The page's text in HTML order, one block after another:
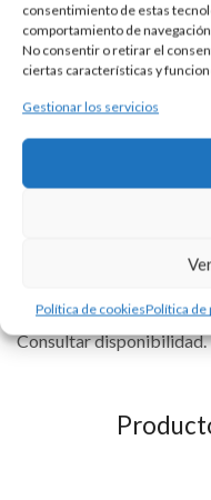
consentimiento de estas
comportamiento de
No consentir o retirar el
ciertas características y
Gestionar los servicios
Política de cookiesPolítica de
DESCRIPCIÓN
Medalla de la Virgen
16 mm.
Medalla de plata 925
Medida aproximada 16
Se puede personalizar
Consultar disponibilidad.